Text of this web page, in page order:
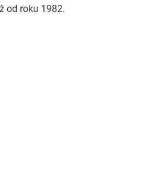
od roku 1982.